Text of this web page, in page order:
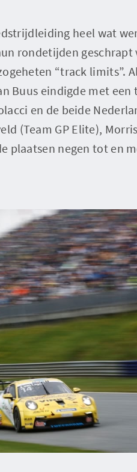
heel wat
rondetijden geschrapt
“track limits”.
Buus eindigde met een
en de beide
(Team GP Elite),
plaatsen negen tot en